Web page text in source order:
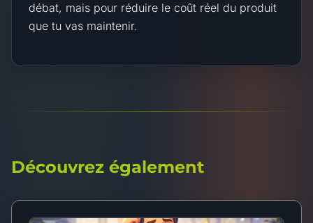
débat, mais pour réduire le coût réel du produit
que tu vas maintenir.
Découvrez également